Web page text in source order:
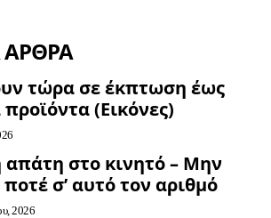
τώρα σε έκπτωση έως
(Εικόνες)
στο κινητό – Μην
σ’ αυτό τον αριθμό
2026